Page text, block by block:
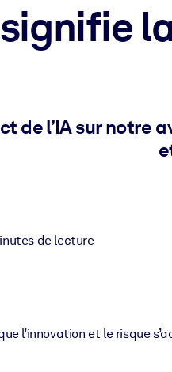
dans votre LMS/LXP pour
avec des connaissances
de l’IA sur
de lecture
l’innovation et le risque